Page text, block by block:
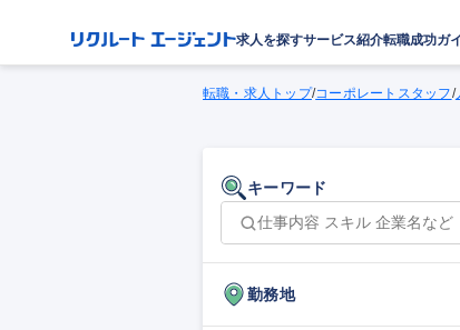
求人を探すサービス紹介転職成功ガ
転職・求人トップ/コーポレートスタッフ/
キーワード
勤務地